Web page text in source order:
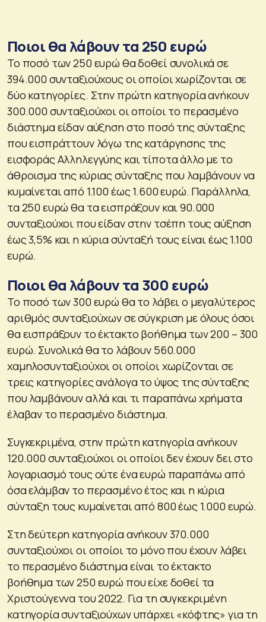
Ποιοι θα λάβουν τα 250 ευρώ
Το ποσό των 250 ευρώ θα δοθεί συνολικά σε
394.000 συνταξιούχους οι οποίοι χωρίζονται σε
δύο κατηγορίες. Στην πρώτη κατηγορία ανήκουν
300.000 συνταξιούχοι οι οποίοι το περασμένο
διάστημα είδαν αύξηση στο ποσό της σύνταξης
που εισπράττουν λόγω της κατάργησης της
εισφοράς Αλληλεγγύης και τίποτα άλλο με το
άθροισμα της κύριας σύνταξης που λαμβάνουν να
κυμαίνεται από 1.100 έως 1.600 ευρώ. Παράλληλα,
τα 250 ευρώ θα τα εισπράξουν και 90.000
συνταξιούχοι που είδαν στην τσέπη τους αύξηση
έως 3,5% και η κύρια σύνταξή τους είναι έως 1.100
ευρώ.
Ποιοι θα λάβουν τα 300 ευρώ
Το ποσό των 300 ευρώ θα το λάβει ο μεγαλύτερος
αριθμός συνταξιούχων σε σύγκριση με όλους όσοι
θα εισπράξουν το έκτακτο βοήθημα των 200 – 300
ευρώ. Συνολικά θα το λάβουν 560.000
χαμηλοσυνταξιούχοι οι οποίοι χωρίζονται σε
τρεις κατηγορίες ανάλογα το ύψος της σύνταξης
που λαμβάνουν αλλά και τι παραπάνω χρήματα
έλαβαν το περασμένο διάστημα.
Συγκεκριμένα, στην πρώτη κατηγορία ανήκουν
120.000 συνταξιούχοι οι οποίοι δεν έχουν δει στο
λογαριασμό τους ούτε ένα ευρώ παραπάνω από
όσα ελάμβαν το περασμένο έτος και η κύρια
σύνταξη τους κυμαίνεται από 800 έως 1.000 ευρώ.
Στη δεύτερη κατηγορία ανήκουν 370.000
συνταξιούχοι οι οποίοι το μόνο που έχουν λάβει
το περασμένο διάστημα είναι το έκτακτο
βοήθημα των 250 ευρώ που είχε δοθεί τα
Χριστούγεννα του 2022. Για τη συγκεκριμένη
κατηγορία συνταξιούχων υπάρχει «κόφτης» για τη